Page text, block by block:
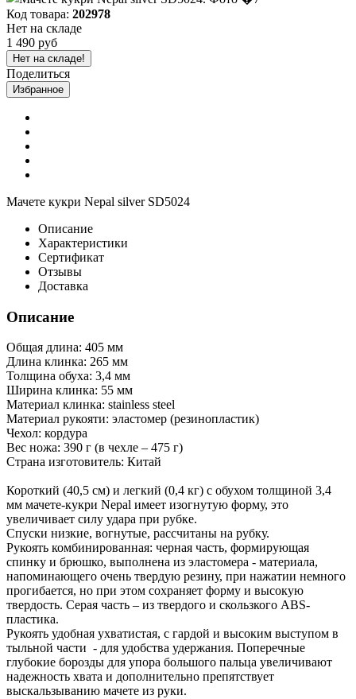
Код товара: 202978
Нет на складе
1 490 руб
Нет на складе!
Поделиться
Избранное
Мачете кукри Nepal silver SD5024
Описание
Характеристики
Сертификат
Отзывы
Доставка
Описание
Общая длина: 405 мм
Длина клинка: 265 мм
Толщина обуха: 3,4 мм
Ширина клинка: 55 мм
Материал клинка: stainless steel
Материал рукояти: эластомер (резинопластик)
Чехол: кордура
Вес ножа: 390 г (в чехле – 475 г)
Страна изготовитель: Китай
Короткий (40,5 см) и легкий (0,4 кг) с обухом толщиной 3,4
мм мачете-кукри Nepal имеет изогнутую форму, это
увеличивает силу удара при рубке.
Спуски низкие, вогнутые, рассчитаны на рубку.
Рукоять комбинированная: черная часть, формирующая
спинку и брюшко, выполнена из эластомера - материала,
напоминающего очень твердую резину, при нажатии немного
прогибается, но при этом сохраняет форму и высокую
твердость. Серая часть – из твердого и скользкого ABS-
пластика.
Рукоять удобная ухватистая, с гардой и высоким выступом в
тыльной части - для удобства удержания. Поперечные
глубокие борозды для упора большого пальца увеличивают
надежность хвата и дополнительно препятствует
выскальзыванию мачете из руки.